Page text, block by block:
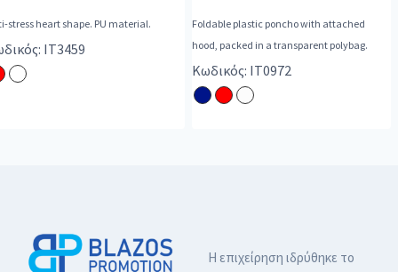
stress heart shape. PU material.
IT3459
Foldable plastic poncho with attached
hood, packed in a transparent polybag.
Κωδικός: IT0972
Η επιχείρηση ιδρύθηκε το